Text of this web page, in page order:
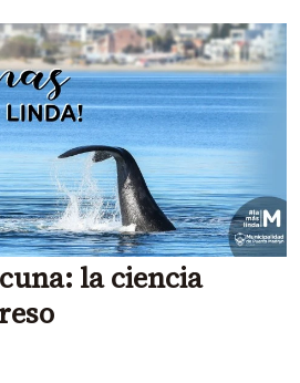
la ciencia